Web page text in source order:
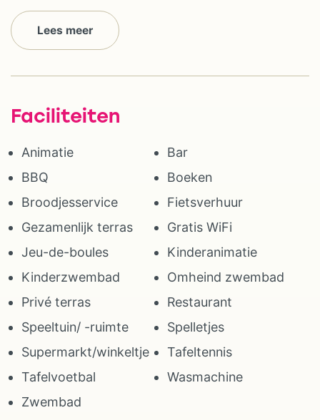
Lees meer
Faciliteiten
Animatie
Bar
BBQ
Boeken
Broodjesservice
Fietsverhuur
Gezamenlijk terras
Gratis WiFi
Jeu-de-boules
Kinderanimatie
Kinderzwembad
Omheind zwembad
Privé terras
Restaurant
Speeltuin/ -ruimte
Spelletjes
Supermarkt/winkeltje
Tafeltennis
Tafelvoetbal
Wasmachine
Zwembad